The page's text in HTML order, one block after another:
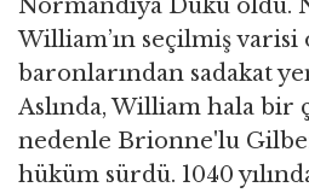
Normandiya Dükü oldu.
William’ın seçilmiş
baronlarından sadakat
Aslında, William hala bir
nedenle Brionne'lu
hüküm sürdü. 1040